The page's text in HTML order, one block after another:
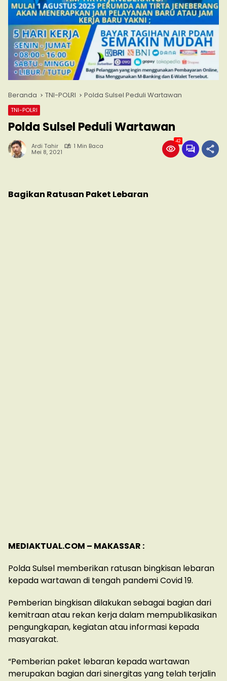
Beranda TNI-POLRI Polda Sulsel Peduli Wartawan
TNI-POLRI
Polda Sulsel Peduli Wartawan
Ardi Tahir 1 Min Baca
Mei 8, 2021
42
Bagikan Ratusan Paket Lebaran
MEDIAKTUAL.COM – MAKASSAR :
Polda Sulsel memberikan ratusan bingkisan lebaran
kepada wartawan di tengah pandemi Covid 19.
Pemberian bingkisan dilakukan sebagai bagian dari
kemitraan atau rekan kerja dalam mempublikasikan
pengungkapan, kegiatan atau informasi kepada
masyarakat.
“Pemberian paket lebaran kepada wartawan
merupakan bagian dari sinergitas yang telah terjalin